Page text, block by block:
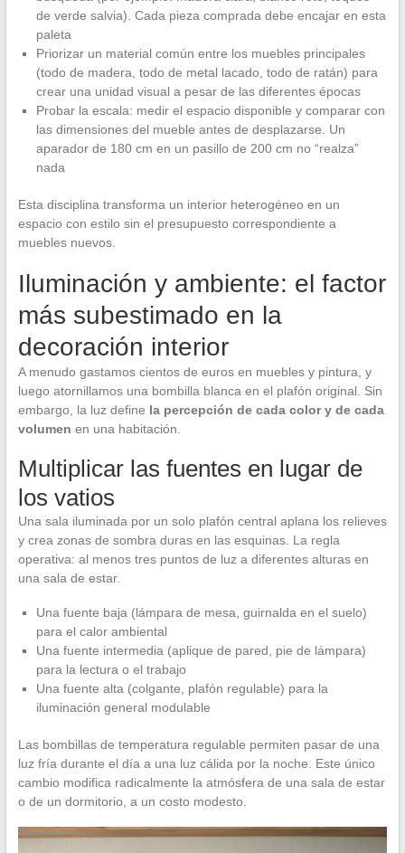
de verde salvia). Cada pieza comprada debe encajar en esta
paleta
Priorizar un material común entre los muebles principales
(todo de madera, todo de metal lacado, todo de ratán) para
crear una unidad visual a pesar de las diferentes épocas
Probar la escala: medir el espacio disponible y comparar con
las dimensiones del mueble antes de desplazarse. Un
aparador de 180 cm en un pasillo de 200 cm no “realza”
nada
Esta disciplina transforma un interior heterogéneo en un
espacio con estilo sin el presupuesto correspondiente a
muebles nuevos.
Iluminación y ambiente: el factor
más subestimado en la
decoración interior
A menudo gastamos cientos de euros en muebles y pintura, y
luego atornillamos una bombilla blanca en el plafón original. Sin
embargo, la luz define la percepción de cada color y de cada
volumen en una habitación.
Multiplicar las fuentes en lugar de
los vatios
Una sala iluminada por un solo plafón central aplana los relieves
y crea zonas de sombra duras en las esquinas. La regla
operativa: al menos tres puntos de luz a diferentes alturas en
una sala de estar.
Una fuente baja (lámpara de mesa, guirnalda en el suelo)
para el calor ambiental
Una fuente intermedia (aplique de pared, pie de lámpara)
para la lectura o el trabajo
Una fuente alta (colgante, plafón regulable) para la
iluminación general modulable
Las bombillas de temperatura regulable permiten pasar de una
luz fría durante el día a una luz cálida por la noche. Este único
cambio modifica radicalmente la atmósfera de una sala de estar
o de un dormitorio, a un costo modesto.